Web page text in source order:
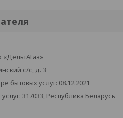
«ДельтАГаз»
с/с, д. 3
бытовых услуг: 08.12.2021
317033, Республика Беларусь